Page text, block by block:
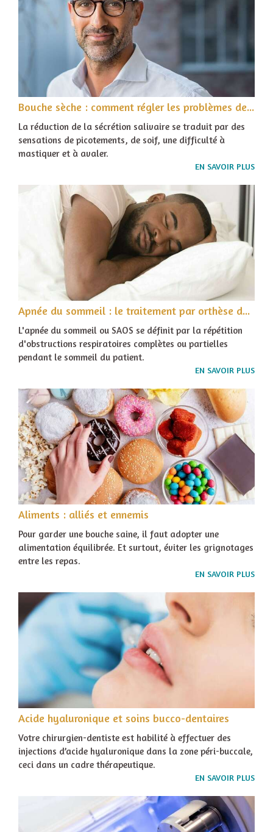
Bouche sèche : comment régler les problèmes de débit salivaire ?
La réduction de la sécrétion salivaire se traduit par des
sensations de picotements, de soif, une difficulté à
mastiquer et à avaler.
EN SAVOIR PLUS
Apnée du sommeil : le traitement par orthèse dentaire
L'apnée du sommeil ou SAOS se définit par la répétition
d'obstructions respiratoires complètes ou partielles
pendant le sommeil du patient.
EN SAVOIR PLUS
Aliments : alliés et ennemis
Pour garder une bouche saine, il faut adopter une
alimentation équilibrée. Et surtout, éviter les grignotages
entre les repas.
EN SAVOIR PLUS
Acide hyaluronique et soins bucco-dentaires
Votre chirurgien-dentiste est habilité à effectuer des
injections d’acide hyaluronique dans la zone péri-buccale,
ceci dans un cadre thérapeutique.
EN SAVOIR PLUS